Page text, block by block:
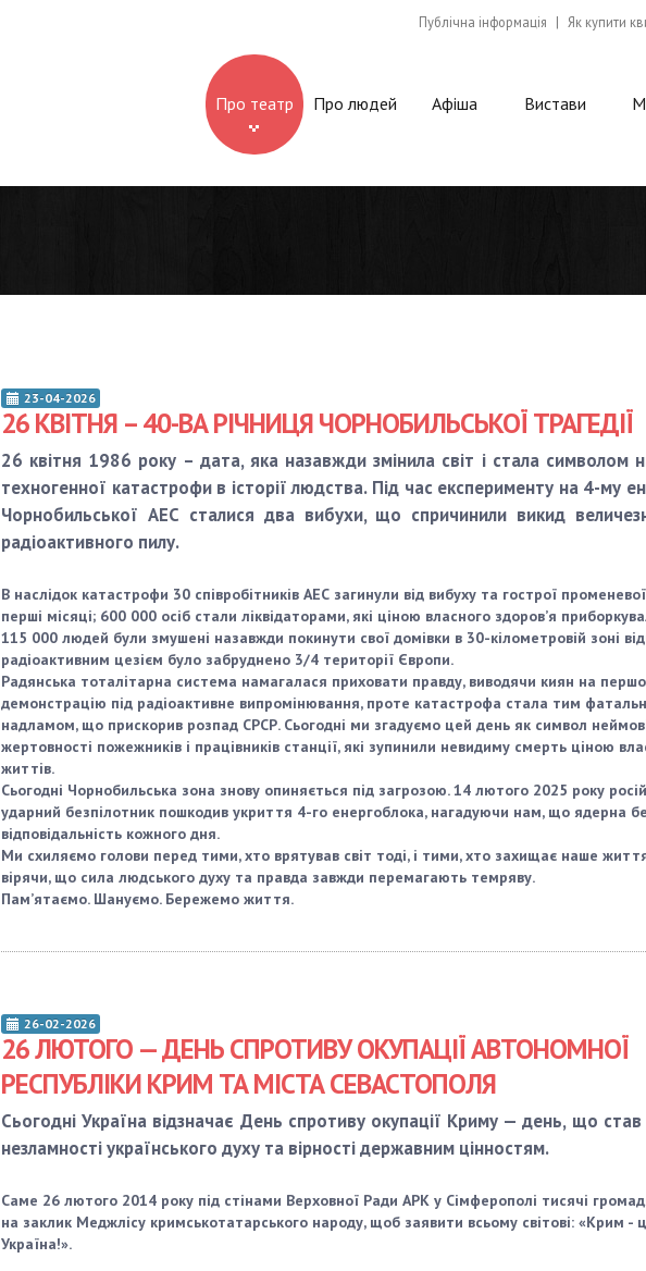
Публічна інформація | Як купити
Про театр Про людей Афіша Вистави
23-04-2026
26 КВІТНЯ – 40-ВА РІЧНИЦЯ ЧОРНОБИЛЬСЬКОЇ ТРАГЕДІЇ
26 квітня 1986 року – дата, яка назавжди змінила світ і стала символом
техногенної катастрофи в історії людства. Під час експерименту на 4-му
Чорнобильської АЕС сталися два вибухи, що спричинили викид
радіоактивного пилу.
В наслідок катастрофи 30 співробітників АЕС загинули від вибуху та гострої
перші місяці; 600 000 осіб стали ліквідаторами, які ціною власного здоров’я
115 000 людей були змушені назавжди покинути свої домівки в 30-кілометровій зоні
радіоактивним цезієм було забруднено 3/4 території Європи.
Радянська тоталітарна система намагалася приховати правду, виводячи киян на
демонстрацію під радіоактивне випромінювання, проте катастрофа стала тим
надламом, що прискорив розпад СРСР. Сьогодні ми згадуємо цей день як символ
жертовності пожежників і працівників станції, які зупинили невидиму смерть ціною
життів.
Сьогодні Чорнобильська зона знову опиняється під загрозою. 14 лютого 2025 року
ударний безпілотник пошкодив укриття 4-го енергоблока, нагадуючи нам, що ядерна
відповідальність кожного дня.
Ми схиляємо голови перед тими, хто врятував світ тоді, і тими, хто захищає наше
вірячи, що сила людського духу та правда завжди перемагають темряву.
Пам’ятаємо. Шануємо. Бережемо життя.
26-02-2026
26 ЛЮТОГО — ДЕНЬ СПРОТИВУ ОКУПАЦІЇ АВТОНОМНОЇ
РЕСПУБЛІКИ КРИМ ТА МІСТА СЕВАСТОПОЛЯ
Сьогодні Україна відзначає День спротиву окупації Криму — день, що
незламності українського духу та вірності державним цінностям.
Саме 26 лютого 2014 року під стінами Верховної Ради АРК у Сімферополі тисячі
на заклик Меджлісу кримськотатарського народу, щоб заявити всьому світові: «Крим -
Україна!».